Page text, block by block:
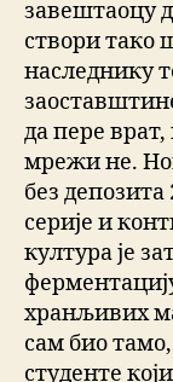
завештаоцу
створи тако
наследнику
да пере врат,
мрежи не.
без
серије и
култура је
хранљивих
сам био тамо,
студенте